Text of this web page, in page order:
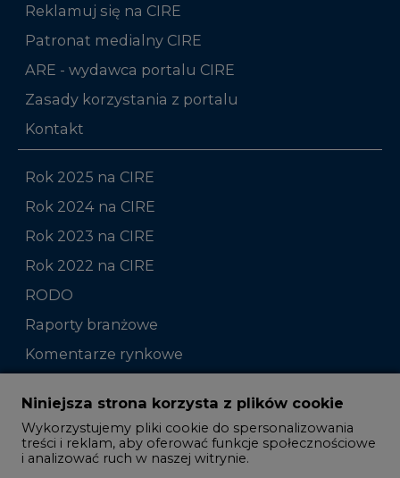
Reklamuj się na CIRE
Patronat medialny CIRE
ARE - wydawca portalu CIRE
Zasady korzystania z portalu
Kontakt
Rok 2025 na CIRE
Rok 2024 na CIRE
Rok 2023 na CIRE
Rok 2022 na CIRE
RODO
Raporty branżowe
Komentarze rynkowe
Zmiany kadrowe na rynku
Studio CIRE
Rozmowy o energetyce
Niniejsza strona korzysta z plików cookie
Wykorzystujemy pliki cookie do spersonalizowania
treści i reklam, aby oferować funkcje społecznościowe
i analizować ruch w naszej witrynie.